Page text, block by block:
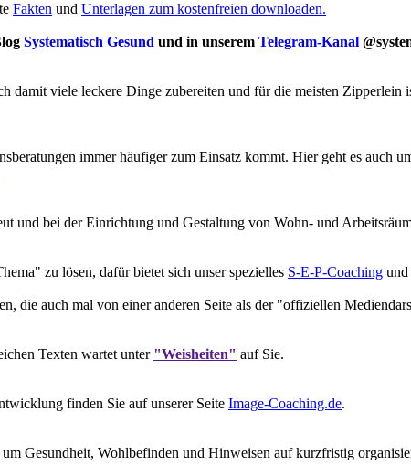
Fakten und Unterlagen zum kostenfreien downloaden.
Systematisch Gesund und in unserem Telegram-Kanal
viele leckere Dinge zubereiten und für die meisten Zipperlein
immer häufiger zum Einsatz kommt. Hier geht es auch
und bei der Einrichtung und Gestaltung von Wohn- und
zu lösen, dafür bietet sich unser spezielles S-E-P-Coaching und
die auch mal von einer anderen Seite als der "offiziellen
Texten wartet unter "Weisheiten" auf Sie.
finden Sie auf unserer Seite Image-Coaching.de.
Gesundheit, Wohlbefinden und Hinweisen auf kurzfristig